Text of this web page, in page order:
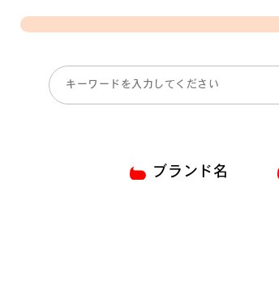
ブランド名